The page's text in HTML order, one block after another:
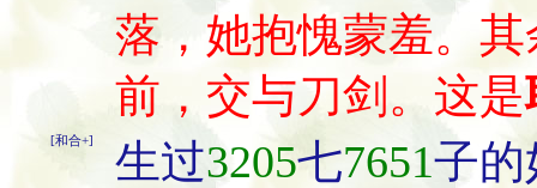
落，她抱愧蒙羞。
前，交与刀剑。这是
[和合+] 生过3205七7651子的